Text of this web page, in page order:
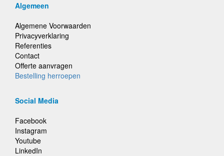
Algemeen
Algemene Voorwaarden
Privacyverklaring
Referenties
Contact
Offerte aanvragen
Bestelling herroepen
Social Media
Facebook
Instagram
Youtube
LinkedIn